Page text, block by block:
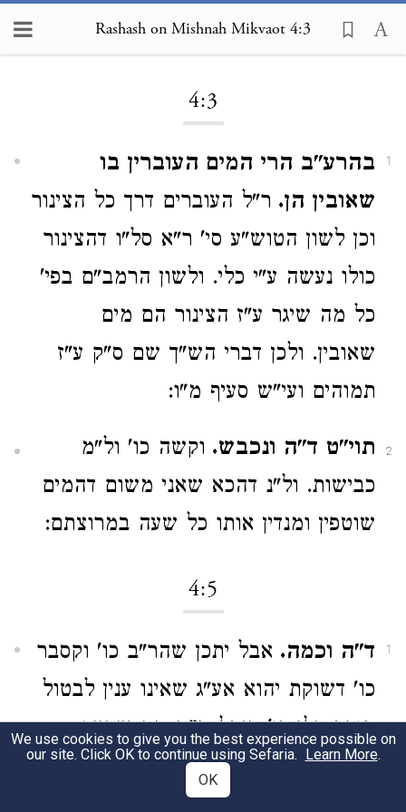
Rashash on Mishnah Mikvaot 4:3
4:3
1
בהרע"ב הרי המים העוברין בו
שאובין הן. ר"ל העוברים דרך כל הצינור
וכן לשון הטוש"ע סי' ר"א סל"ו דהצינור
כולו נעשה ע"י כלי. ולשון הרמב"ם בפי'
כל מה שיגר ע"ז הצינור הם מים
שאובין. ולכן דברי הש"ך שם ס"ק ע"ז
תמוהים ועי"ש סעיף מ"ו:
2 תוי"ט ד"ה ונכבש. וקשה כו' ול"מ
כבישות. ול"נ דהכא שאני משום דהמים
שוטפין ומנדין אותו כל שעה במרוצתם:
4:5
1 ד"ה וכמה. אבל יתכן שהר"ב כו' וקסבר
כו' דשוקת יהוא אע"ג שאינו ענין לבטול
תורת כלי כו'. אבל מ"מ מה שסיים
הרע"ב לעולם תורת כלי עליה עד
We use cookies to give you the best experience possible on
our site. Click OK to continue using Sefaria. Learn More.
OK